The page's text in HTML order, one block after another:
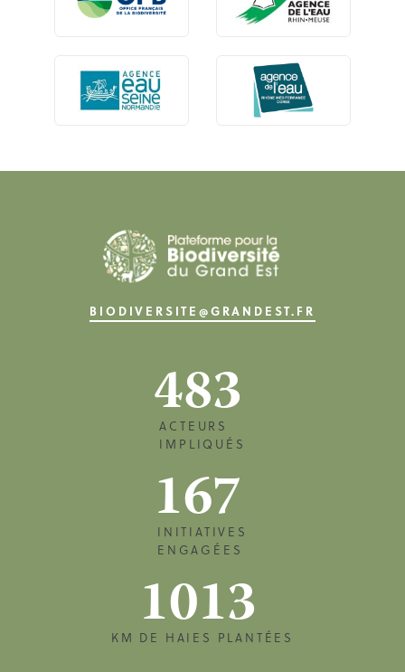
BIODIVERSITE@GRANDEST.FR
483
ACTEURS
IMPLIQUÉS
167
INITIATIVES
ENGAGÉES
1013
KM DE HAIES PLANTÉES